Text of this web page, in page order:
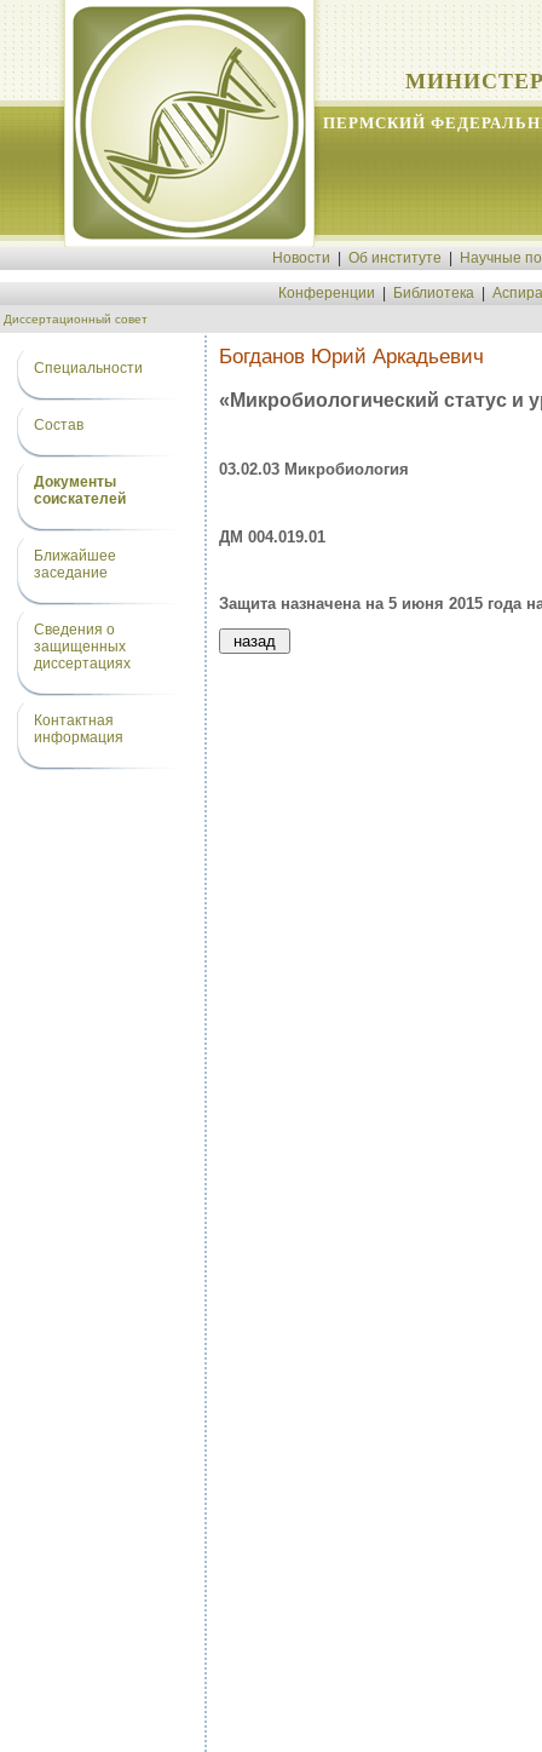
ПЕРМСКИЙ
Новости Об институте Научные
Конференции Библиотека
Диссертационный совет
Специальности
Состав
Документы
соискателей
Ближайшее
заседание
Сведения о
защищенных
диссертациях
Контактная
информация
Богданов Юрий Аркадьевич
«Микробиологический статус
03.02.03 Микробиология
ДМ 004.019.01
Защита назначена на 5 июня 2015 года